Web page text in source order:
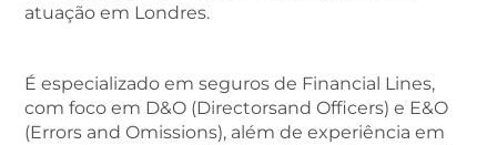
atuação em Londres.
É especializado em seguros de Financial Lines,
com foco em D&O (Directorsand Officers) e E&O
(Errors and Omissions), além de experiência em